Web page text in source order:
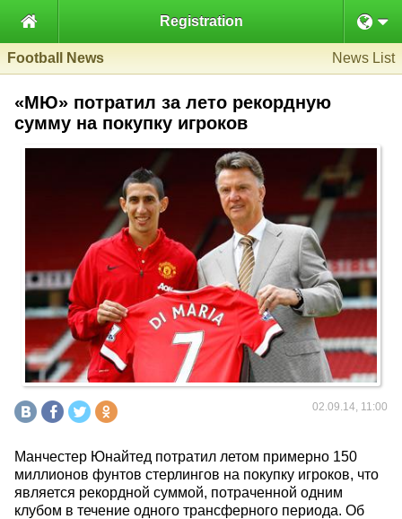
 Registration
Football News News List
«МЮ» потратил за лето рекордную
сумму на покупку игроков
02.09.14, 11:00
Манчестер Юнайтед потратил летом примерно 150
миллионов фунтов стерлингов на покупку игроков, что
является рекордной суммой, потраченной одним
клубом в течение одного трансферного периода. Об